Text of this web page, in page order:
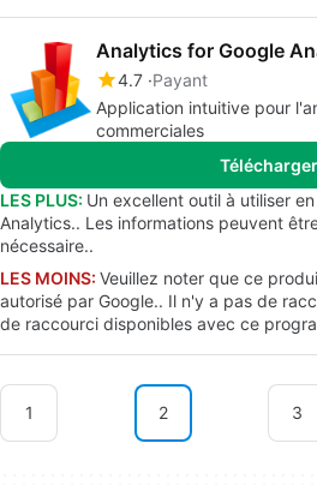
Analytics for Google
4.7 Payant
Application intuitive pour
commerciales
Télécharger
LES PLUS: Un excellent outil à utiliser
Analytics.. Les informations peuvent
nécessaire..
LES MOINS: Veuillez noter que ce
autorisé par Google.. Il n'y a pas de
de raccourci disponibles avec ce
1 2 3